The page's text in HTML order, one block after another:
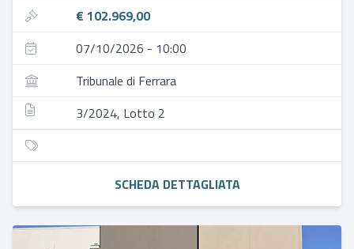
€ 102.969,00
07/10/2026 - 10:00
Tribunale di Ferrara
3/2024, Lotto 2
SCHEDA DETTAGLIATA